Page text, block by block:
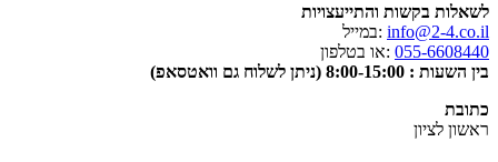
לשאלות בקשות והתייעצויות
info@2-4.co.il :במייל
055-6608440 :או בטלפון
בין השעות : 8:00-15:00 (ניתן לשלוח גם וואטסאפ)
כתובת
ראשון לציון